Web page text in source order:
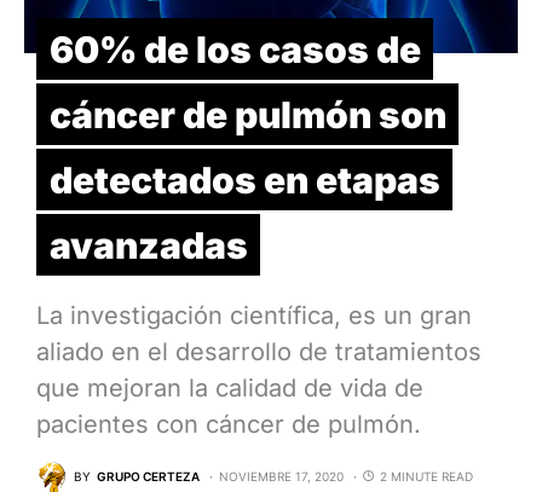
60% de los casos de
cáncer de pulmón son
detectados en etapas
avanzadas
La investigación científica, es un gran
aliado en el desarrollo de tratamientos
que mejoran la calidad de vida de
pacientes con cáncer de pulmón.
BY GRUPO CERTEZA NOVIEMBRE 17, 2020 2 MINUTE READ